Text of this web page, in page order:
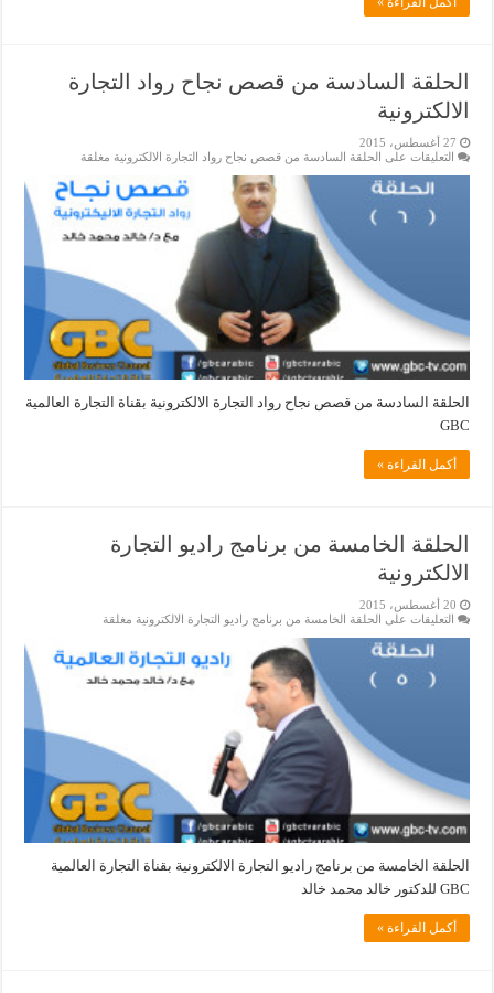
الحلقة السادسة من قصص نجاح رواد التجارة
الالكترونية
27 أغسطس، 2015
التعليقات على الحلقة السادسة من قصص نجاح رواد التجارة الالكترونية مغلقة
الحلقة السادسة من قصص نجاح رواد التجارة الالكترونية بقناة التجارة العالمية
GBC
أكمل القراءة »
الحلقة الخامسة من برنامج راديو التجارة
الالكترونية
20 أغسطس، 2015
التعليقات على الحلقة الخامسة من برنامج راديو التجارة الالكترونية مغلقة
الحلقة الخامسة من برنامج راديو التجارة الالكترونية بقناة التجارة العالمية
GBC للدكتور خالد محمد خالد
أكمل القراءة »